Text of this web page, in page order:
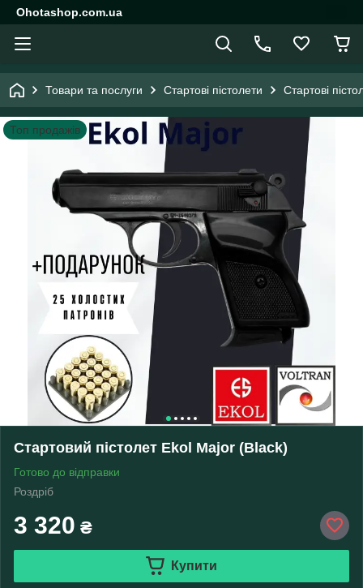
Ohotashop.com.ua
Товари та послуги Стартові пістолети Стартові
Топ продажів
Стартовий пістолет Ekol Major (Black)
Готово до відправки
Роздріб
3 320 ₴
Купити